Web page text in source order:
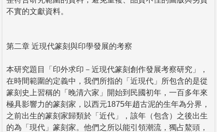
不實的文獻資料。
第二章 近現代篆刻與印學發展的考察
本研究題目「印外求印－近現代篆刻創作發展考察研究」，
在時間範圍的定義中，我們所指的「近現代」所包含的是從
篆刻史上習稱的「晚清六家」開始到民國初年，一百多年來
極具影響力的篆刻家，以西元1875年趙古泥的生年為分界，
之前出生的篆刻家歸類於「近代」，該年（包含）之後出生
的為「現代」篆刻家。他們之所以能引領潮流，獨占鰲頭，